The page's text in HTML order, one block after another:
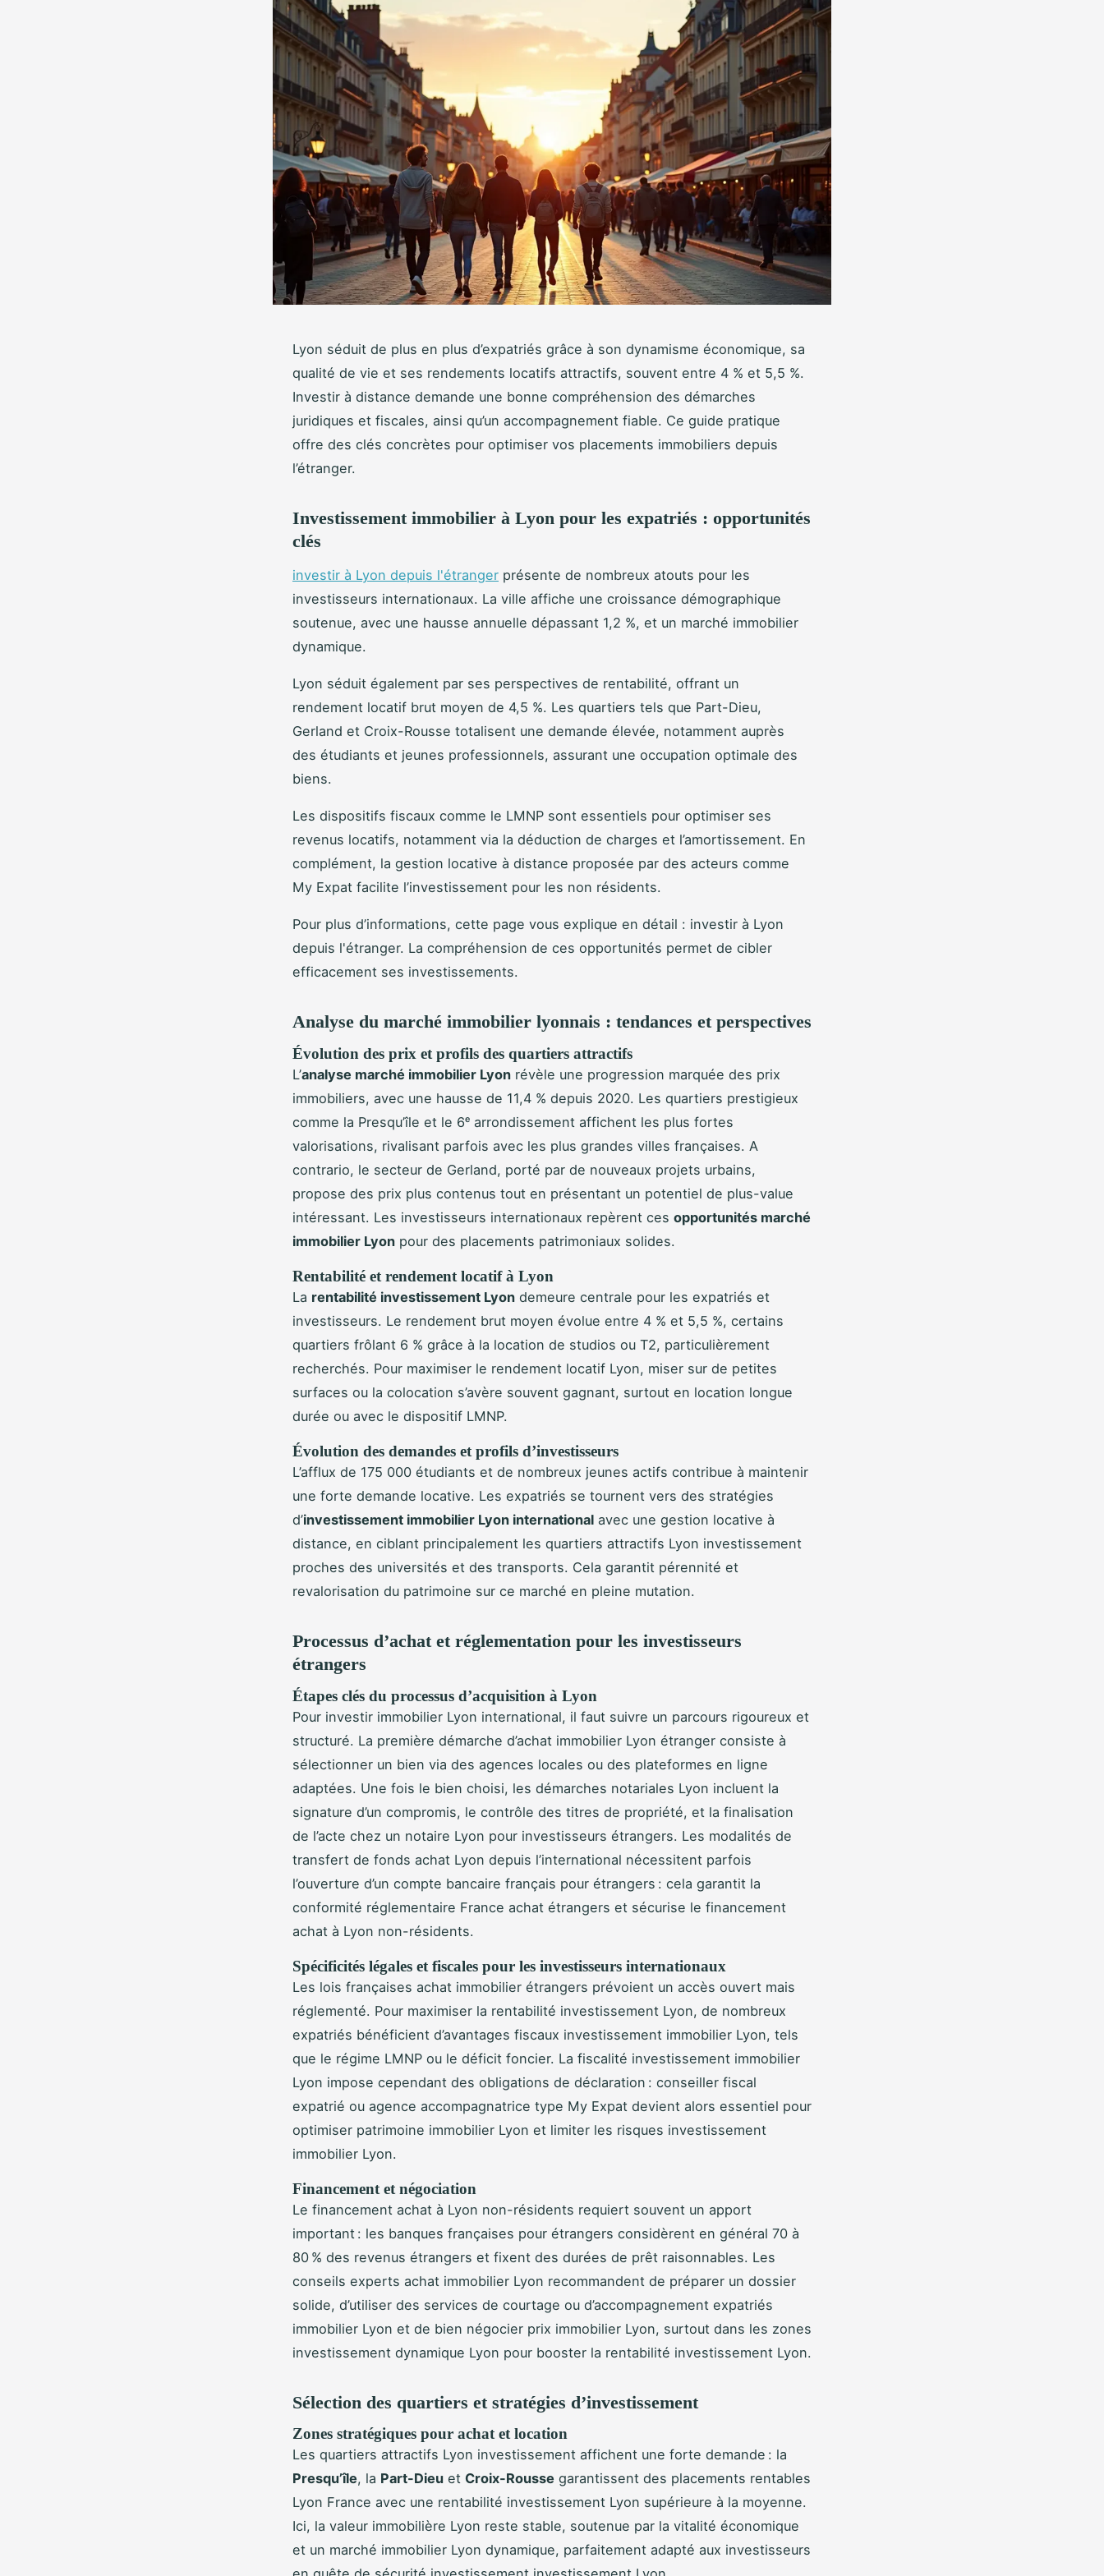
Lyon séduit de plus en plus d’expatriés grâce à son dynamisme économique, sa
qualité de vie et ses rendements locatifs attractifs, souvent entre 4 % et 5,5 %.
Investir à distance demande une bonne compréhension des démarches
juridiques et fiscales, ainsi qu’un accompagnement fiable. Ce guide pratique
offre des clés concrètes pour optimiser vos placements immobiliers depuis
l’étranger.
Investissement immobilier à Lyon pour les expatriés : opportunités
clés
investir à Lyon depuis l'étranger présente de nombreux atouts pour les
investisseurs internationaux. La ville affiche une croissance démographique
soutenue, avec une hausse annuelle dépassant 1,2 %, et un marché immobilier
dynamique.
Lyon séduit également par ses perspectives de rentabilité, offrant un
rendement locatif brut moyen de 4,5 %. Les quartiers tels que Part-Dieu,
Gerland et Croix-Rousse totalisent une demande élevée, notamment auprès
des étudiants et jeunes professionnels, assurant une occupation optimale des
biens.
Les dispositifs fiscaux comme le LMNP sont essentiels pour optimiser ses
revenus locatifs, notamment via la déduction de charges et l’amortissement. En
complément, la gestion locative à distance proposée par des acteurs comme
My Expat facilite l’investissement pour les non résidents.
Pour plus d’informations, cette page vous explique en détail : investir à Lyon
depuis l'étranger. La compréhension de ces opportunités permet de cibler
efficacement ses investissements.
Analyse du marché immobilier lyonnais : tendances et perspectives
Évolution des prix et profils des quartiers attractifs
L’analyse marché immobilier Lyon révèle une progression marquée des prix
immobiliers, avec une hausse de 11,4 % depuis 2020. Les quartiers prestigieux
comme la Presqu’île et le 6ᵉ arrondissement affichent les plus fortes
valorisations, rivalisant parfois avec les plus grandes villes françaises. A
contrario, le secteur de Gerland, porté par de nouveaux projets urbains,
propose des prix plus contenus tout en présentant un potentiel de plus-value
intéressant. Les investisseurs internationaux repèrent ces opportunités marché
immobilier Lyon pour des placements patrimoniaux solides.
Rentabilité et rendement locatif à Lyon
La rentabilité investissement Lyon demeure centrale pour les expatriés et
investisseurs. Le rendement brut moyen évolue entre 4 % et 5,5 %, certains
quartiers frôlant 6 % grâce à la location de studios ou T2, particulièrement
recherchés. Pour maximiser le rendement locatif Lyon, miser sur de petites
surfaces ou la colocation s’avère souvent gagnant, surtout en location longue
durée ou avec le dispositif LMNP.
Évolution des demandes et profils d’investisseurs
L’afflux de 175 000 étudiants et de nombreux jeunes actifs contribue à maintenir
une forte demande locative. Les expatriés se tournent vers des stratégies
d’investissement immobilier Lyon international avec une gestion locative à
distance, en ciblant principalement les quartiers attractifs Lyon investissement
proches des universités et des transports. Cela garantit pérennité et
revalorisation du patrimoine sur ce marché en pleine mutation.
Processus d’achat et réglementation pour les investisseurs
étrangers
Étapes clés du processus d’acquisition à Lyon
Pour investir immobilier Lyon international, il faut suivre un parcours rigoureux et
structuré. La première démarche d’achat immobilier Lyon étranger consiste à
sélectionner un bien via des agences locales ou des plateformes en ligne
adaptées. Une fois le bien choisi, les démarches notariales Lyon incluent la
signature d’un compromis, le contrôle des titres de propriété, et la finalisation
de l’acte chez un notaire Lyon pour investisseurs étrangers. Les modalités de
transfert de fonds achat Lyon depuis l’international nécessitent parfois
l’ouverture d’un compte bancaire français pour étrangers : cela garantit la
conformité réglementaire France achat étrangers et sécurise le financement
achat à Lyon non-résidents.
Spécificités légales et fiscales pour les investisseurs internationaux
Les lois françaises achat immobilier étrangers prévoient un accès ouvert mais
réglementé. Pour maximiser la rentabilité investissement Lyon, de nombreux
expatriés bénéficient d’avantages fiscaux investissement immobilier Lyon, tels
que le régime LMNP ou le déficit foncier. La fiscalité investissement immobilier
Lyon impose cependant des obligations de déclaration : conseiller fiscal
expatrié ou agence accompagnatrice type My Expat devient alors essentiel pour
optimiser patrimoine immobilier Lyon et limiter les risques investissement
immobilier Lyon.
Financement et négociation
Le financement achat à Lyon non-résidents requiert souvent un apport
important : les banques françaises pour étrangers considèrent en général 70 à
80 % des revenus étrangers et fixent des durées de prêt raisonnables. Les
conseils experts achat immobilier Lyon recommandent de préparer un dossier
solide, d’utiliser des services de courtage ou d’accompagnement expatriés
immobilier Lyon et de bien négocier prix immobilier Lyon, surtout dans les zones
investissement dynamique Lyon pour booster la rentabilité investissement Lyon.
Sélection des quartiers et stratégies d’investissement
Zones stratégiques pour achat et location
Les quartiers attractifs Lyon investissement affichent une forte demande : la
Presqu’île, la Part-Dieu et Croix-Rousse garantissent des placements rentables
Lyon France avec une rentabilité investissement Lyon supérieure à la moyenne.
Ici, la valeur immobilière Lyon reste stable, soutenue par la vitalité économique
et un marché immobilier Lyon dynamique, parfaitement adapté aux investisseurs